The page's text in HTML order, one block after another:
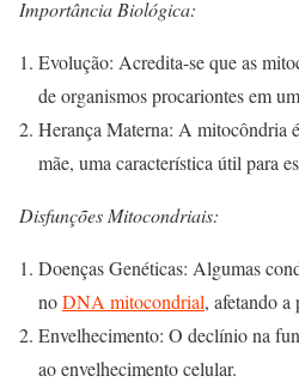
Importância Biológica:
Evolução: Acredita-se que as
de organismos procariontes em
Herança Materna: A mitocôndria
mãe, uma característica útil para
Disfunções Mitocondriais:
Doenças Genéticas: Algumas
noDNA mitocondrial, afetando a
Envelhecimento: O declínio na
ao envelhecimento celular.